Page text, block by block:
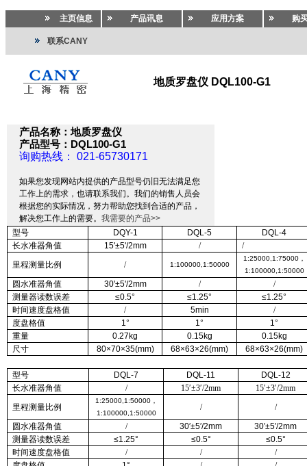
主页信息 产品讯息 应用方案 购
联系CANY
地质罗盘仪 DQL100-G1
产品名称：地质罗盘仪
产品型号：DQL100-G1
询购热线： 021-65730171
如果您发现网站内提供的产品型号仍旧无法满足您
工作上的需求，也请联系我们。我们的销售人员会
根据您的实际情况，努力帮助您找到合适的产品，
解决您工作上的需要。 我需要的产品>>
型号
DQY-1 DQL-5
DQL-4
长水准器角值
15'±5'/2mm /
/
里程测量比例
/ 1:100000,1:50000
1:25000,1:75000，
1:100000,1:50000
圆水准器角值 30'±5'/2mm /
/
测量器读数误差
≤0.5° ≤1.25°
≤1.25°
时间速度盘格值
/ 5min
/
度盘格值
1° 1°
1°
重量
0.27kg 0.15kg
0.15kg
尺寸
80×70×35(mm) 68×63×26(mm) 68×63×26(mm)
型号 DQL-7 DQL-11
DQL-12
长水准器角值
/ 15′±3′/2mm 15′±3′/2mm
里程测量比例
1:25000,1:50000，
1:100000,1:50000
/
/
圆水准器角值
/ 30′±5′/2mm 30′±5′/2mm
测量器读数误差
≤1.25° ≤0.5°
≤0.5°
时间速度盘格值
/ /
/